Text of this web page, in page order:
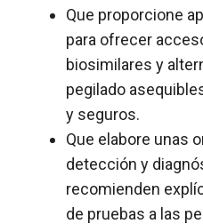
Que proporcione
para ofrecer
biosimilares y
pegilado
y seguros.
Que elabore unas
detección y
recomienden
de pruebas a las